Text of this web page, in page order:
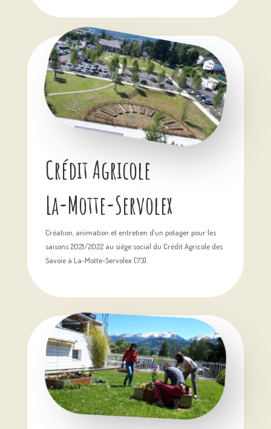
Crédit Agricole
La-Motte-Servolex
Création, animation et entretien d’un potager pour les
saisons 2021/2022 au siège social du Crédit Agricole des
Savoie à La-Motte-Servolex (73).